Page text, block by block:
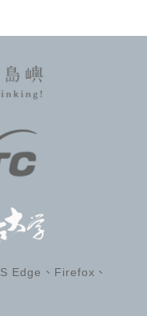
Edge、Firefox、